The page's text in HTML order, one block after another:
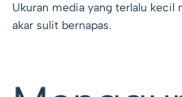
Ukuran media yang terlalu kecil
akar sulit bernapas.